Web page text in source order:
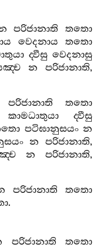
පරිජානාති
තතො
වෙදනාය
තතො
ද‍්වීසු වෙදනාසු
න පරිජානාති,
පරිජානාති
තතො
කාමධාතුයා
ද‍්වීසු
පටිඝානුසයං න
න පරිජානාති,
න පරිජානාති,
පරිජානාති
තතො
.
පරිජානාති
තතො